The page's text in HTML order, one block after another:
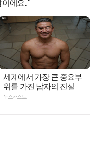
이에요.."
세계에서 가장 큰 중요부
위를 가진 남자의 진실
뉴스캐스트